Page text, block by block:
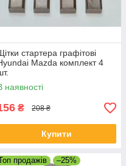
стартера графітові
Mazda комплект 4
наявності
₴ 208 ₴
Купити
продажів –25%